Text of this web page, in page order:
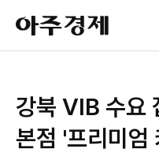
아
주
경
강북 VIB 수요
본점 '프리미엄